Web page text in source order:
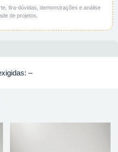
tira-dúvidas, demonstrações e análise
de projetos.
–